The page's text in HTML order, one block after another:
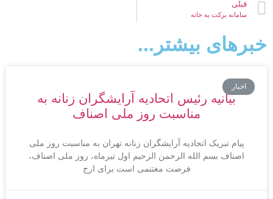
قبلی
سامانه برکت به خانه
خبرهای بیشتر...
اخبار
بیانیه رئیس اتحادیه آرایشگران زنانه به
مناسبت روز ملی اصناف
پیام تبریک اتحادیه آرایشگران زنانه تهران به مناسبت روز ملی
اصناف بسم الله الرحمن الرحیم اول تیرماه، روز ملی اصناف،
فرصت مغتنمی است برای ارج